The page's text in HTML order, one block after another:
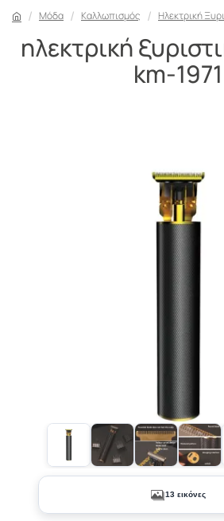
Μόδα Καλλωπισμός Ηλεκτρική
ηλεκτρική
km-1971
13 εικόνες